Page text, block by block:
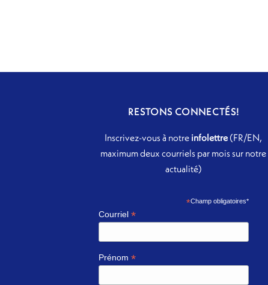
RESTONS CONNECTÉS!
Inscrivez-vous à notre infolettre(FR/EN,
maximum deux courriels par mois sur notre
actualité)
*Champ obligatoires*
Courriel *
Prénom *